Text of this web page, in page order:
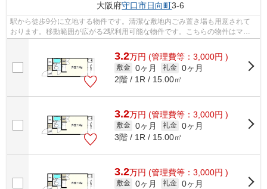
大阪府守口市日向町3-6
駅から徒歩9分に立地する物件です。清潔な敷地内ごみ置き場も用意されて
おります。移動範囲が広がる2駅利用可能な物件です。こちらの物件はマン
3.2万円 (管理費等：3,000円 )
敷金 0ヶ月 礼金 0ヶ月
2階 / 1R / 15.00㎡
3.2万円 (管理費等：3,000円 )
敷金 0ヶ月 礼金 0ヶ月
3階 / 1R / 15.00㎡
3.2万円 (管理費等：3,000円 )
敷金 0ヶ月 礼金 0ヶ月